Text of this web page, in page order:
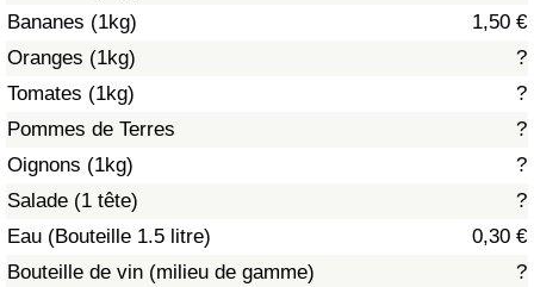
Bananes (1kg)
1,50 €
Oranges (1kg)
?
Tomates (1kg)
?
Pommes de Terres
?
Oignons (1kg)
?
Salade (1 tête)
?
Eau (Bouteille 1.5 litre)
0,30 €
Bouteille de vin (milieu de gamme)
?
Indice de pollution
Indice de Pollution par Pays
Trafic
Indice de Trafic